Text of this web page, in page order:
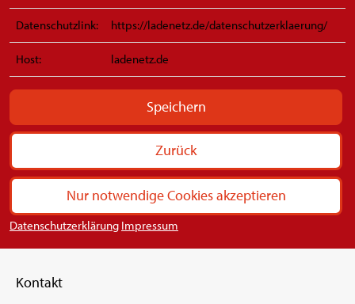
Datenschutzlink: https://ladenetz.de/datenschutzerklaerung/
Host: ladenetz.de
Speichern
Zurück
Nur notwendige Cookies akzeptieren
Datenschutzerklärung Impressum
Kontakt